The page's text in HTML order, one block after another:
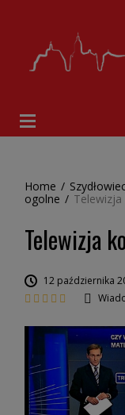
Home /
ogolne / Telewizja
Telewizja
12 października